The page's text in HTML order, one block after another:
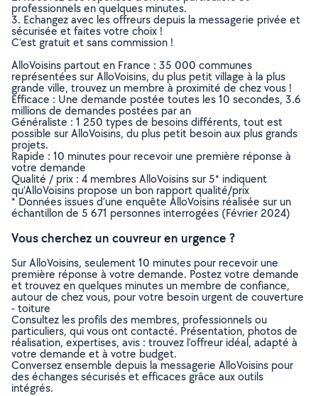
professionnels en quelques minutes.
3. Echangez avec les offreurs depuis la messagerie privée et
sécurisée et faites votre choix !
C’est gratuit et sans commission !
AlloVoisins partout en France : 35 000 communes
représentées sur AlloVoisins, du plus petit village à la plus
grande ville, trouvez un membre à proximité de chez vous !
Efficace : Une demande postée toutes les 10 secondes, 3.6
millions de demandes postées par an
Généraliste : 1 250 types de besoins différents, tout est
possible sur AlloVoisins, du plus petit besoin aux plus grands
projets.
Rapide : 10 minutes pour recevoir une première réponse à
votre demande
Qualité / prix : 4 membres AlloVoisins sur 5* indiquent
qu’AlloVoisins propose un bon rapport qualité/prix
* Données issues d’une enquête AlloVoisins réalisée sur un
échantillon de 5 671 personnes interrogées (Février 2024)
Vous cherchez un couvreur en urgence ?
Sur AlloVoisins, seulement 10 minutes pour recevoir une
première réponse à votre demande. Postez votre demande
et trouvez en quelques minutes un membre de confiance,
autour de chez vous, pour votre besoin urgent de couverture
- toiture
Consultez les profils des membres, professionnels ou
particuliers, qui vous ont contacté. Présentation, photos de
réalisation, expertises, avis : trouvez l'offreur idéal, adapté à
votre demande et à votre budget.
Conversez ensemble depuis la messagerie AlloVoisins pour
des échanges sécurisés et efficaces grâce aux outils
intégrés.